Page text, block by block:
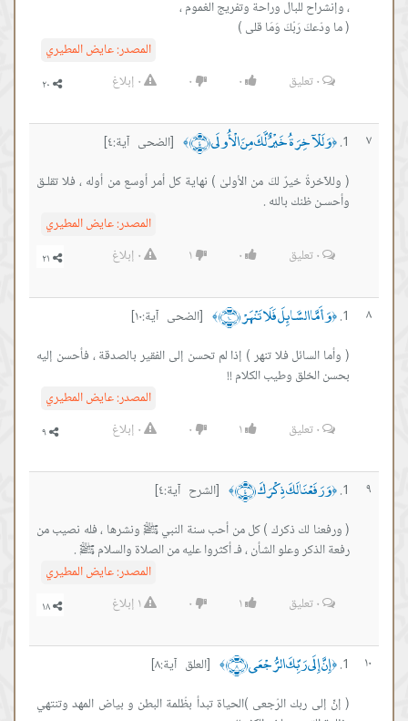
‏( ما ودّعكَ رَبُكَ وَمَا قلى )
المصدر:عايض المطيري
٠تعليق ٠ ٠ ٠ إبلاغ
٧ ﴿وَلَلْآخِرَةُ خَيْرٌ لَّكَ مِنَ الْأُولَى ﴿٤﴾ ﴾
[الضحى آية:٤]
( وللآخرةُ خيرٌ لكَ من الأولىٰ ) نهاية كل أمر أوسع من أوله ، فلا تقلـق
وأحسـن ظنك بالله .
المصدر:عايض المطيري
٠تعليق ٠ ١ ٠ إبلاغ
٨ ﴿وَأَمَّا السَّائِلَ فَلَا تَنْهَرْ ﴿١٠﴾ ﴾
[الضحى آية:١٠]
( وأما السائل فلا تنهر ) إذا لم تحسن إلى الفقير بالصدقة ، فأحسن إليه
بحسن الخلق وطيب الكلام !!
المصدر:عايض المطيري
٠تعليق ١ ٠ ٠ إبلاغ
٩ ﴿وَرَفَعْنَا لَكَ ذِكْرَكَ ﴿٤﴾ ﴾
[الشرح آية:٤]
‏( ورفعنا لك ذكرك ) كل من أحب سنة النبي ﷺ ونشرها ، فله نصيب من
رفعة الذكر وعلو الشأن ، فـ أكثروا عليه من الصلاة والسلام ﷺ .
المصدر:عايض المطيري
٠تعليق ١ ٠ ١ إبلاغ
١٠ ﴿إِنَّ إِلَى رَبِّكَ الرُّجْعَى ﴿٨﴾ ﴾
[العلق آية:٨]
( إنِّ إلى ربك الرُجعى )الحياة تبدأ بظُلمة البطن و بياض المهد وتنتهي